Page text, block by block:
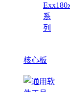
系
列
核心板